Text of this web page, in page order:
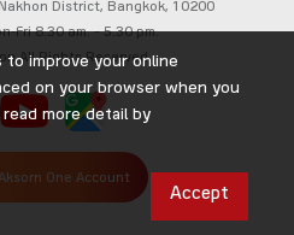
District, Bangkok, 10200
Fri 8.30 am. – 5.30 pm.
All Rights Reserved
One Account
to improve your online
on your browser when you
more detail by
Accept